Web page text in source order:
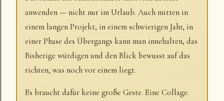
anwenden — nicht nur im Urlaub. Auch mitten in
einem langen Projekt, in einem schwierigen Jahr, in
einer Phase des Übergangs kann man innehalten, das
Bisherige würdigen und den Blick bewusst auf das
richten, was noch vor einem liegt.
Es braucht dafür keine große Geste. Eine Collage.